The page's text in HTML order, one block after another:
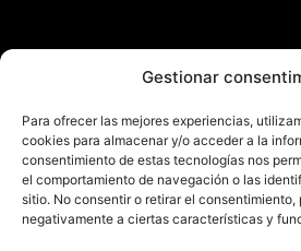
Gestionar
Para ofrecer las mejores experiencias,
cookies para almacenar y/o acceder a la
consentimiento de estas tecnologías nos
el comportamiento de navegación o las
sitio. No consentir o retirar el consentimiento,
negativamente a ciertas características y
Subscríbete
boletín
Mantente informado das
actividades do municipio.
recibe no teu enderezo